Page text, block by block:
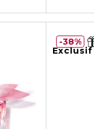
Exclusif
38%